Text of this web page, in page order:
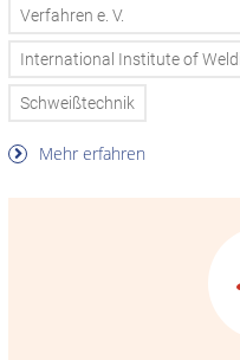
Verfahren e. V.
International Institute of
Schweißtechnik
Mehr erfahren